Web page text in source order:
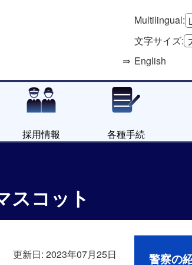
Multilingual:
文字サイズ:
English
採用情報 各種手続
スコット
更新日: 2023年07月25日 警察の